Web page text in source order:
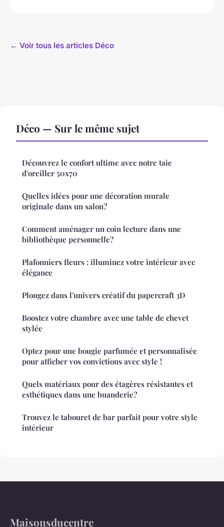
← Voir tous les articles Déco
Déco — Sur le même sujet
Découvrez le confort ultime avec notre taie
d'oreiller 50x70
Quelles idées pour une décoration murale
originale dans un salon?
Comment aménager un coin lecture dans une
bibliothèque personnelle?
Plafonniers fleurs : illuminez votre intérieur avec
élégance
Plongez dans l'univers créatif du papercraft 3D
Boostez votre chambre avec une table de chevet
stylée
Optez pour une bougie parfumée et personnalisée
pour afficher vos convictions avec style !
Quels matériaux pour des étagères résistantes et
esthétiques dans une buanderie?
Trouvez le tabouret de bar parfait pour votre style
intérieur
Maisonsducentre